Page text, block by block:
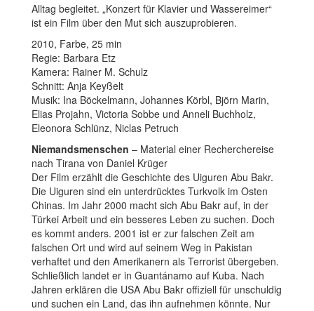
Alltag begleitet. „Konzert für Klavier und Wassereimer“
ist ein Film über den Mut sich auszuprobieren.
2010, Farbe, 25 min
Regie: Barbara Etz
Kamera: Rainer M. Schulz
Schnitt: Anja Keyßelt
Musik: Ina Böckelmann, Johannes Körbl, Björn Marin,
Elias Projahn, Victoria Sobbe und Anneli Buchholz,
Eleonora Schlünz, Niclas Petruch
Niemandsmenschen – Material einer Recherchereise
nach Tirana von Daniel Krüger
Der Film erzählt die Geschichte des Uiguren Abu Bakr.
Die Uiguren sind ein unterdrücktes Turkvolk im Osten
Chinas. Im Jahr 2000 macht sich Abu Bakr auf, in der
Türkei Arbeit und ein besseres Leben zu suchen. Doch
es kommt anders. 2001 ist er zur falschen Zeit am
falschen Ort und wird auf seinem Weg in Pakistan
verhaftet und den Amerikanern als Terrorist übergeben.
Schließlich landet er in Guantánamo auf Kuba. Nach
Jahren erklären die USA Abu Bakr offiziell für unschuldig
und suchen ein Land, das ihn aufnehmen könnte. Nur